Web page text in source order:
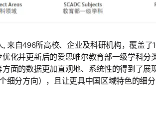
, 来自496所高校、企业及科研机构，覆盖
化并更新后的爱思唯尔教育部一级学科分
面的数据更加直观地、系统性的得到了展
细分方向），且让更具中国区域特色的细